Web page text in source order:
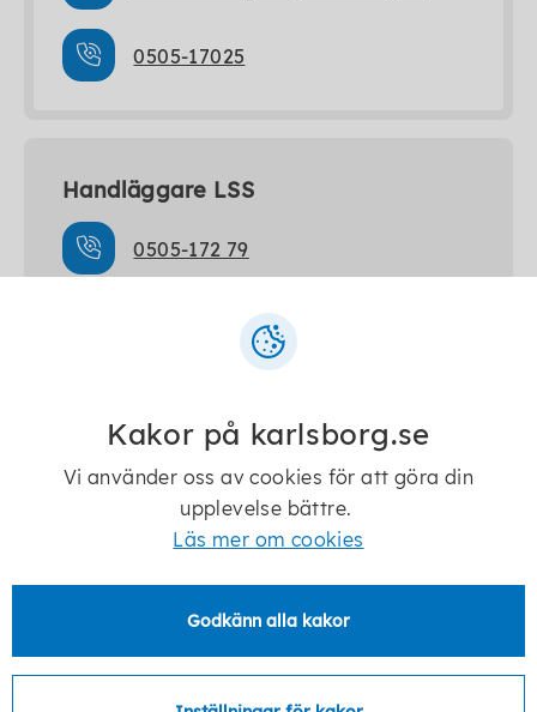
0505-17025
Handläggare LSS
0505-172 79
individochfamiljeomsorg@karlsborg.se
Besöksadress
Individ- och familjeomsorgen
Kungsgatan 11 546 30 Karlsborg
Kakor på karlsborg.se
Vi använder oss av cookies för att göra din
upplevelse bättre.
Läs mer om cookies
Godkänn alla kakor